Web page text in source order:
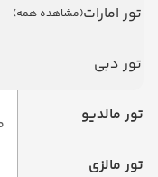
تور امارات(مشاهده همه)
تور دبی
تور مالدیو
تور مالزی